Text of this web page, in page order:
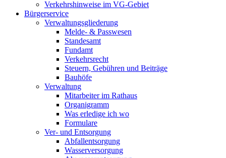
Verkehrshinweise im VG-Gebiet
Bürgerservice
Verwaltungsgliederung
Melde- & Passwesen
Standesamt
Fundamt
Verkehrsrecht
Steuern, Gebühren und Beiträge
Bauhöfe
Verwaltung
Mitarbeiter im Rathaus
Organigramm
Was erledige ich wo
Formulare
Ver- und Entsorgung
Abfallentsorgung
Wasserversorgung